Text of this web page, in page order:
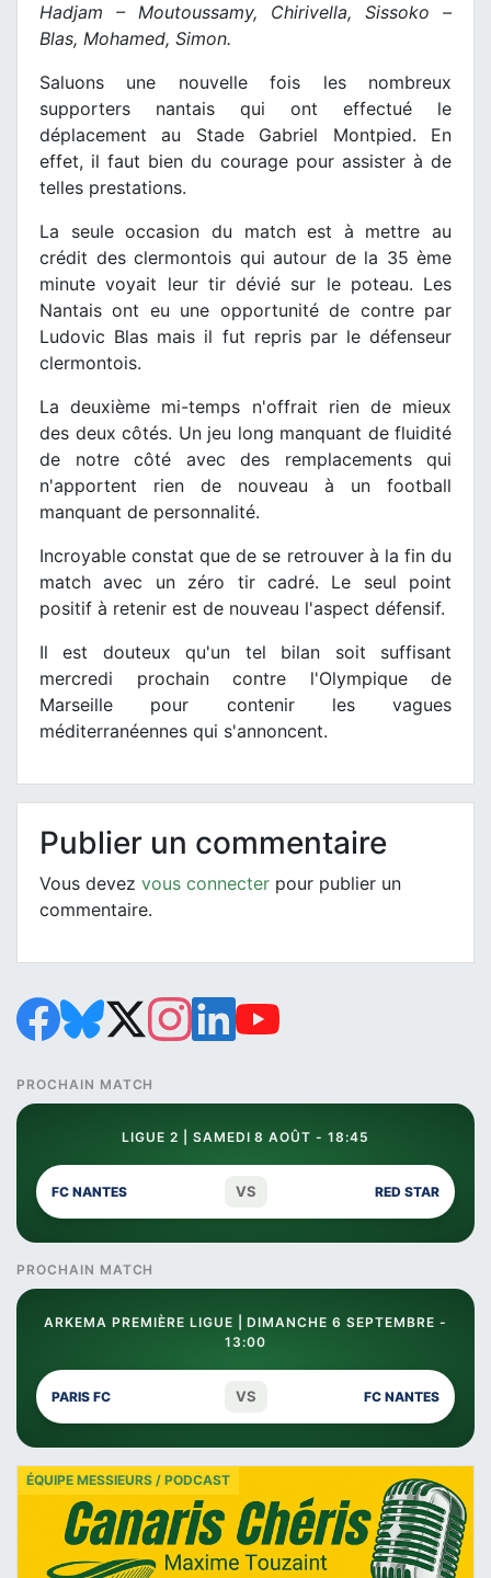
Hadjam – Moutoussamy, Chirivella, Sissoko –
Blas, Mohamed, Simon.
Saluons une nouvelle fois les nombreux
supporters nantais qui ont effectué le
déplacement au Stade Gabriel Montpied. En
effet, il faut bien du courage pour assister à de
telles prestations.
La seule occasion du match est à mettre au
crédit des clermontois qui autour de la 35 ème
minute voyait leur tir dévié sur le poteau. Les
Nantais ont eu une opportunité de contre par
Ludovic Blas mais il fut repris par le défenseur
clermontois.
La deuxième mi-temps n'offrait rien de mieux
des deux côtés. Un jeu long manquant de fluidité
de notre côté avec des remplacements qui
n'apportent rien de nouveau à un football
manquant de personnalité.
Incroyable constat que de se retrouver à la fin du
match avec un zéro tir cadré. Le seul point
positif à retenir est de nouveau l'aspect défensif.
Il est douteux qu'un tel bilan soit suffisant
mercredi prochain contre l'Olympique de
Marseille pour contenir les vagues
méditerranéennes qui s'annoncent.
Publier un commentaire
Vous devez vous connecter pour publier un
commentaire.
PROCHAIN MATCH
LIGUE 2 | SAMEDI 8 AOÛT - 18:45
FC NANTES VS RED STAR
PROCHAIN MATCH
ARKEMA PREMIÈRE LIGUE | DIMANCHE 6 SEPTEMBRE -
13:00
PARIS FC VS FC NANTES
ÉQUIPE MESSIEURS / PODCAST